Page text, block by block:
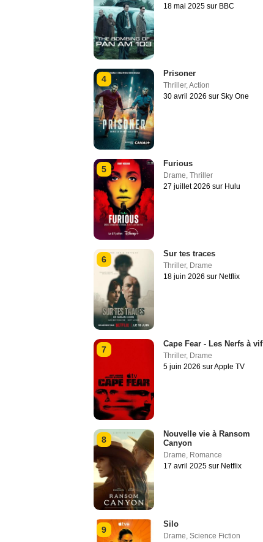
18 mai 2025 sur BBC
4
Prisoner
Thriller,Action
30 avril 2026 sur Sky One
5
Furious
Drame, Thriller
27 juillet 2026 sur Hulu
6
Sur tes traces
Thriller, Drame
18 juin 2026 sur Netflix
7
Cape Fear - Les Nerfs à vif
Thriller, Drame
5 juin 2026 sur Apple TV
8
Nouvelle vie à Ransom
Canyon
Drame, Romance
17 avril 2025 sur Netflix
9
Silo
Drame, Science Fiction